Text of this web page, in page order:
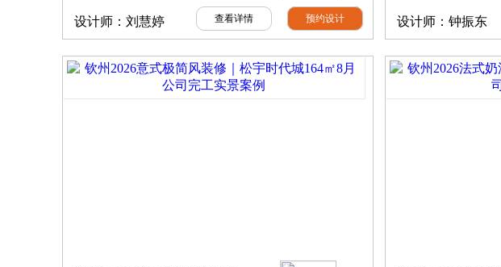
设计师： 刘慧婷 查看详情 预约设计 设计师： 钟振东